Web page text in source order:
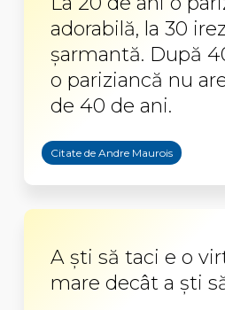
adorabilă, la 30
şarmantă. După
o pariziancă nu
de 40 de ani.
Citate de Andre Maurois
A ști să taci e o
mare decât a ști